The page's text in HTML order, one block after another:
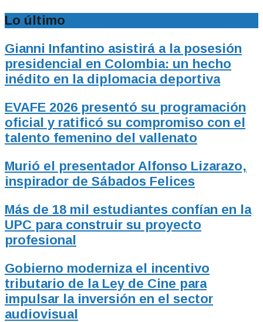
Lo último
Gianni Infantino asistirá a la posesión
presidencial en Colombia: un hecho
inédito en la diplomacia deportiva
EVAFE 2026 presentó su programación
oficial y ratificó su compromiso con el
talento femenino del vallenato
Murió el presentador Alfonso Lizarazo,
inspirador de Sábados Felices
Más de 18 mil estudiantes confían en la
UPC para construir su proyecto
profesional
Gobierno moderniza el incentivo
tributario de la Ley de Cine para
impulsar la inversión en el sector
audiovisual